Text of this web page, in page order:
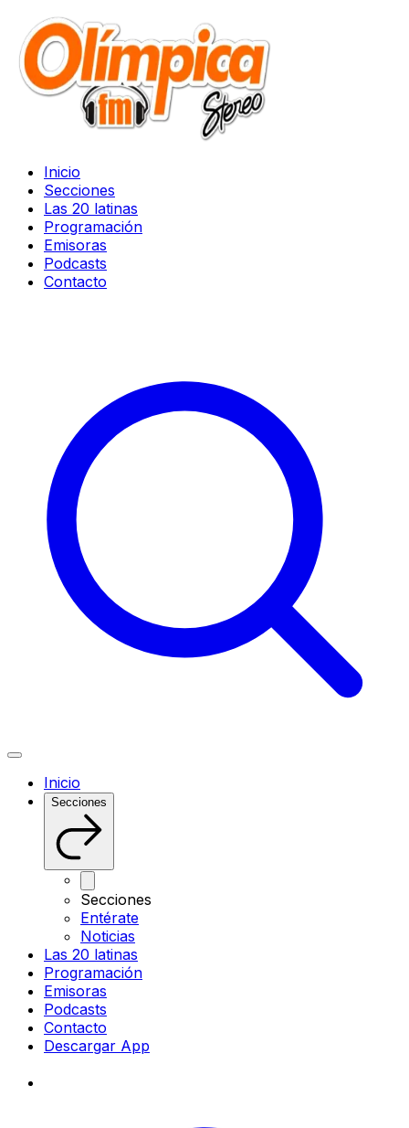
Inicio
Secciones
Las 20 latinas
Programación
Emisoras
Podcasts
Contacto
Inicio
Secciones
Secciones
Entérate
Noticias
Las 20 latinas
Programación
Emisoras
Podcasts
Contacto
Descargar App